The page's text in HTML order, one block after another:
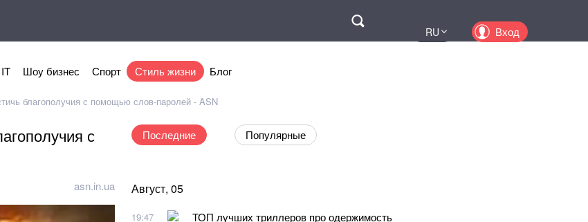
RU Вход
Шоу бизнес Спорт Стиль жизни Блог
благополучия с помощью слов-паролей - ASN
с
asn.in.ua
Последние Популярные
Август, 05
19:47 ТОП лучших триллеров про одержимость